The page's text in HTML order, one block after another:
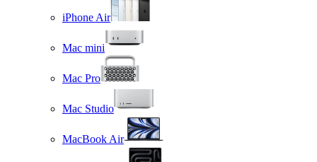
iPhone Air
Mac mini
Mac Pro
Mac Studio
MacBook Air